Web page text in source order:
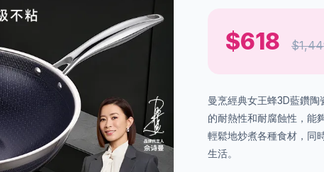
$618
曼烹經典女王蜂3D藍鑽
的耐熱性和耐腐蝕性，能
輕鬆地炒煮各種食材，同
生活。